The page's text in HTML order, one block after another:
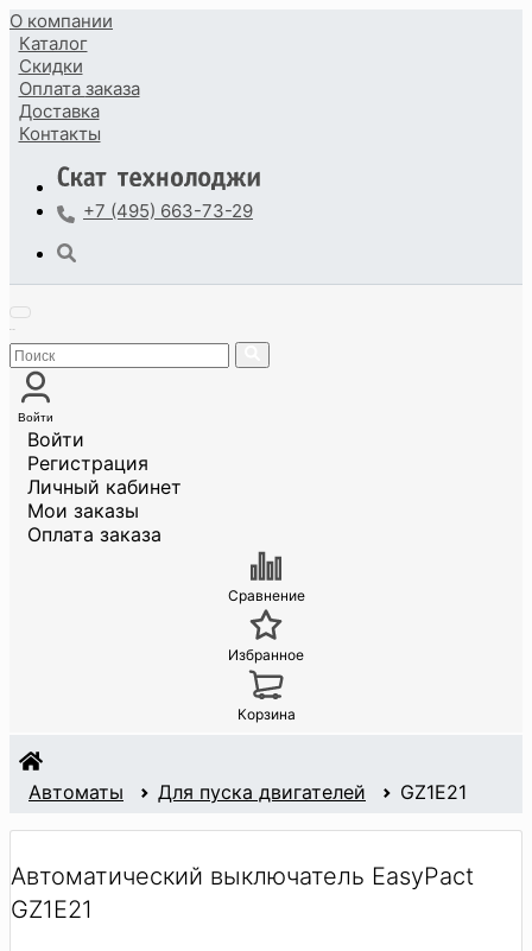
О компании
Каталог
Скидки
Оплата заказа
Доставка
Контакты
+7 (495) 663-73-29
Войти
Войти
Регистрация
Личный кабинет
Мои заказы
Оплата заказа
Сравнение
Избранное
Корзина
Автоматы Для пуска двигателей GZ1E21
Автоматический выключатель EasyPact
GZ1E21